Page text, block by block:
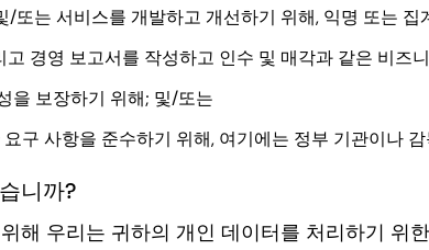
/또는 서비스를 개발하고 개선하기 위해, 익명 또는 집
고 경영 보고서를 작성하고 인수 및 매각과 같은 비즈
을 보장하기 위해; 및/또는
구 사항을 준수하기 위해, 여기에는 정부 기관이나
니까?
해 우리는 귀하의 개인 데이터를 처리하기 위